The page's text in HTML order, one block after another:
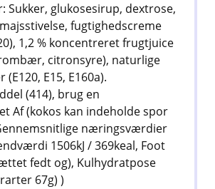
Sukker, glukosesirup, dextrose,
fugtighedscreme
1,2 % koncentreret frugtjuice
citronsyre), naturlige
E15, E160a).
(414), brug en
Af (kokos kan indeholde spor
næringsværdier
1506kJ / 369keal, Foot
fedt og), Kulhydratpose
67g) )